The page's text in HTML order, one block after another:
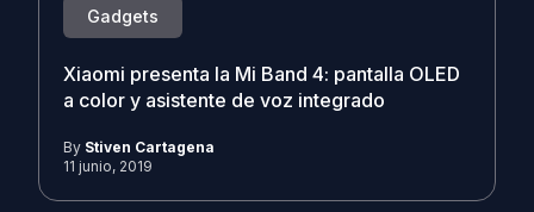
Gadgets
Xiaomi presenta la Mi Band 4: pantalla OLED
a color y asistente de voz integrado
By Stiven Cartagena
11 junio, 2019